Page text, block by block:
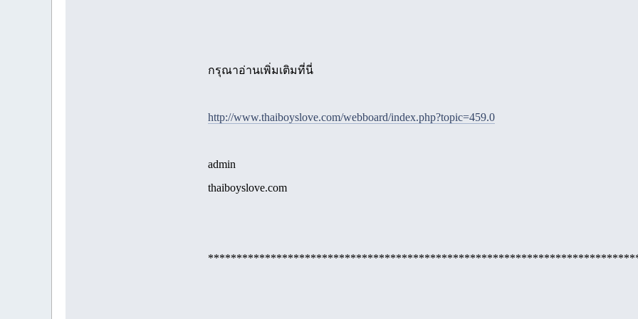
กรุณาอ่านเพิ่มเติมที่นี่
http://www.thaiboyslove.com/webboard/index.php?topic=459.0
admin
thaiboyslove.com